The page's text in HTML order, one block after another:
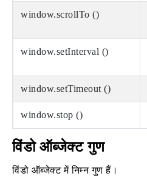
window.scrollTo ()
window.setInterval ()
window.setTimeout ()
window.stop ()
विंडो ऑब्जेक्ट गुण
विंडो ऑब्जेक्ट में निम्न गुण हैं।